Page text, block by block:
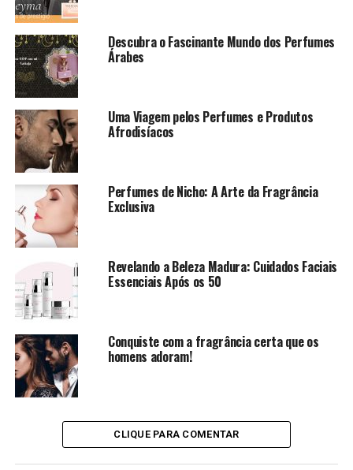
Foi assim criada uma vasta gama de produtos, desde
perfumescom tendência olfativa como Adolfo
Dominguez ou Yves Saint Laurent passando por todos
os outros. Apresenta mais de 200 fragrâncias entre
masculinas
femininase infantis, e ainda ambientadores
para automóveis em formato de frasco para pendurar
ou até mesmo ambientadores para casa tais como
mikados e pulverizadores em spray.
Descubra o Fascinante Mundo dos Perfumes
Árabes
Uma Viagem pelos Perfumes e Produtos
Afrodisíacos
Perfumes de Nicho: A Arte da Fragrância
Exclusiva
Revelando a Beleza Madura: Cuidados Faciais
Essenciais Após os 50
Conquiste com a fragrância certa que os
homens adoram!
CLIQUE PARA COMENTAR